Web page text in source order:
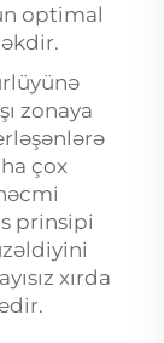
optimal
zonaya
çox
prinsipi
xırda